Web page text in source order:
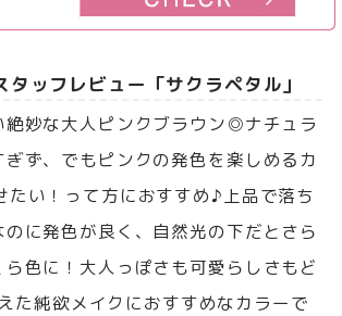
タッフレビュー「サクラペタル」
絶妙な大人ピンクブラウン◎ナチュラ
ず、でもピンクの発色を楽しめるカ
たい！って方におすすめ♪上品で落ち
に発色が良く、自然光の下だとさら
ら色に！大人っぽさも可愛らしさもど
た純欲メイクにおすすめなカラーで